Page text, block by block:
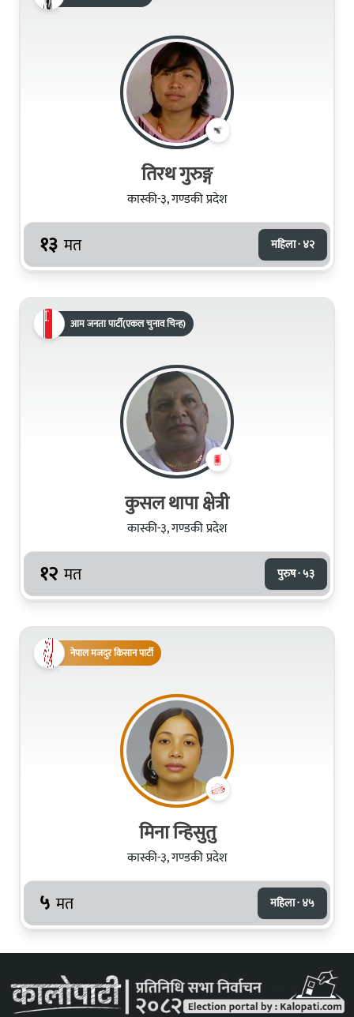
तिरथ गुरुङ्ग
कास्की-३, गण्डकी प्रदेश
१३ मत महिला · ४२
आम जनता पार्टी(एकल चुनाव चिन्ह)
कुसल थापा क्षेत्री
कास्की-३, गण्डकी प्रदेश
१२ मत पुरुष · ५३
नेपाल मजदुर किसान पार्टी
मिना न्हिसुतु
कास्की-३, गण्डकी प्रदेश
५ मत महिला · ४५